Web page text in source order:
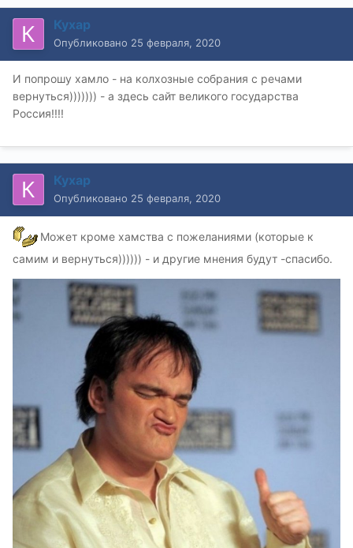
Кухар
Опубликовано 25 февраля, 2020
И попрошу хамло - на колхозные собрания с речами
вернуться))))))) - а здесь сайт великого государства
Россия!!!!
Кухар
Опубликовано 25 февраля, 2020
Может кроме хамства с пожеланиями (которые к
самим и вернуться)))))) - и другие мнения будут -спасибо.